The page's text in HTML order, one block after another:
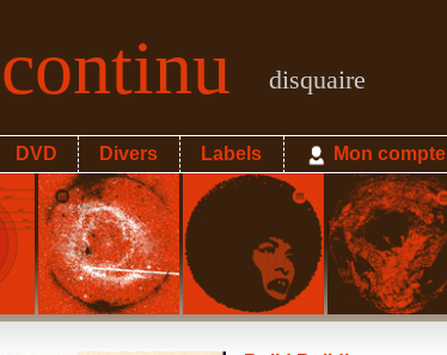
disquaire
DVD Divers Labels Mon compte